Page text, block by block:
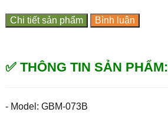
Chi tiết sản phẩm Bình luận
✅ THÔNG TIN SẢN PHẨM:
- Model: GBM-073B